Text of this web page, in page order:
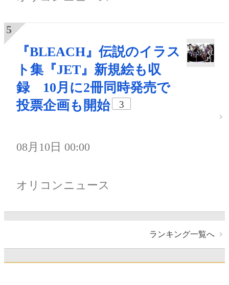
『BLEACH』伝説のイラス
ト集『JET』新規絵も収
録 10月に2冊同時発売で
投票企画も開始
3
08月10日 00:00
オリコンニュース
ランキング一覧へ